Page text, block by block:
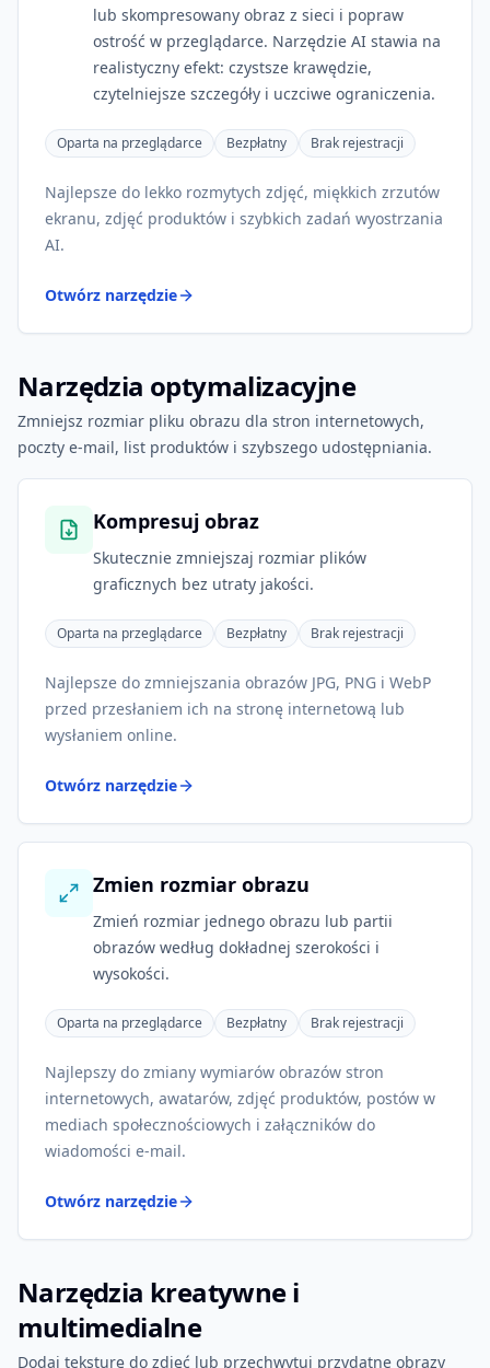
lub skompresowany obraz z sieci i popraw
ostrość w przeglądarce. Narzędzie AI stawia na
realistyczny efekt: czystsze krawędzie,
czytelniejsze szczegóły i uczciwe ograniczenia.
Oparta na przeglądarce Bezpłatny Brak rejestracji
Najlepsze do lekko rozmytych zdjęć, miękkich zrzutów
ekranu, zdjęć produktów i szybkich zadań wyostrzania
AI.
Otwórz narzędzie
Narzędzia optymalizacyjne
Zmniejsz rozmiar pliku obrazu dla stron internetowych,
poczty e-mail, list produktów i szybszego udostępniania.
Kompresuj obraz
Skutecznie zmniejszaj rozmiar plików
graficznych bez utraty jakości.
Oparta na przeglądarce Bezpłatny Brak rejestracji
Najlepsze do zmniejszania obrazów JPG, PNG i WebP
przed przesłaniem ich na stronę internetową lub
wysłaniem online.
Otwórz narzędzie
Zmien rozmiar obrazu
Zmień rozmiar jednego obrazu lub partii
obrazów według dokładnej szerokości i
wysokości.
Oparta na przeglądarce Bezpłatny Brak rejestracji
Najlepszy do zmiany wymiarów obrazów stron
internetowych, awatarów, zdjęć produktów, postów w
mediach społecznościowych i załączników do
wiadomości e-mail.
Otwórz narzędzie
Narzędzia kreatywne i
multimedialne
Dodaj teksturę do zdjęć lub przechwytuj przydatne obrazy